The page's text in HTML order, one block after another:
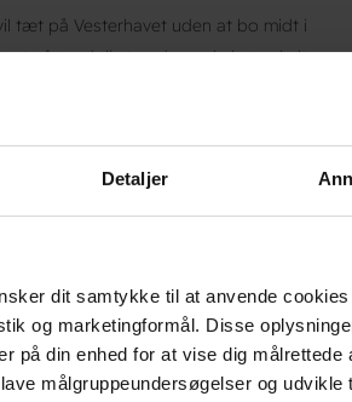
Detaljer
dit samtykke til at anvende
og marketingformål. Disse
på din enhed for at vise dig
målgruppeundersøgelser og
tæt på Vesterhavet uden at bo midt i
afstand til stranden, cykelruter, kultur og
Fjaltring passer godt til både familier,
frisk luft, udflugter og stille aftener i rolige
eller Lemvig kan I vende
stemning, der gør Fjaltring til noget helt